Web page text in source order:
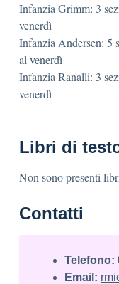
Infanzia Grimm: 3
venerdì
Infanzia Andersen: 5
al venerdì
Infanzia Ranalli: 3
venerdì
Libri di
Non sono presenti
Contatti
Telefono:
Email: